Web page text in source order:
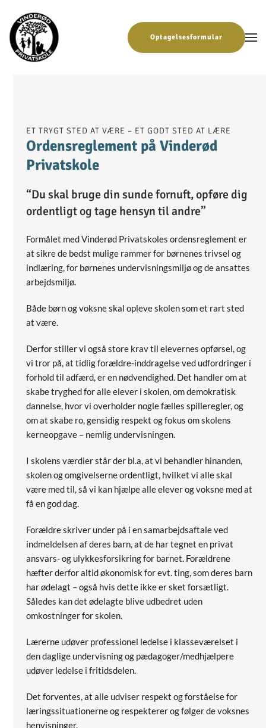
Gå til hovedindhold
Optagelsesformular
ET TRYGT STED AT VÆRE – ET GODT STED AT LÆRE
Ordensreglement på Vinderød
Privatskole
“Du skal bruge din sunde fornuft, opføre dig
ordentligt og tage hensyn til andre”
Formålet med Vinderød Privatskoles ordensreglement er
at sikre de bedst mulige rammer for børnenes trivsel og
indlæring, for børnenes undervisningsmiljø og de ansattes
arbejdsmiljø.
Både børn og voksne skal opleve skolen som et rart sted
at være.
Derfor stiller vi også store krav til elevernes opførsel, og
vi tror på, at tidlig forældre-inddragelse ved udfordringer i
forhold til adfærd, er en nødvendighed. Det handler om at
skabe tryghed for alle elever i skolen, om demokratisk
dannelse, hvor vi overholder nogle fælles spilleregler, og
om at skabe ro, gensidig respekt og fokus om skolens
kerneopgave – nemlig undervisningen.
I skolens værdier står der bl.a, at vi behandler hinanden,
skolen og omgivelserne ordentligt, hvilket vi alle skal
være med til, så vi kan hjælpe alle elever og voksne med at
få en god dag.
Forældre skriver under på i en samarbejdsaftale ved
indmeldelsen af deres barn, at de har tegnet en privat
ansvars- og ulykkesforsikring for barnet. Forældrene
hæfter derfor altid økonomisk for evt. ting, som deres barn
har ødelagt – også hvis dette ikke er sket forsætligt.
Således kan det ødelagte blive udbedret uden
omkostninger for skolen.
Lærerne udøver professionel ledelse i klasseværelset i
den daglige undervisning og pædagoger/medhjælpere
udøver ledelse i fritidsdelen.
Det forventes, at alle udviser respekt og forståelse for
læringssituationerne og respekterer og følger de voksnes
henvisninger.